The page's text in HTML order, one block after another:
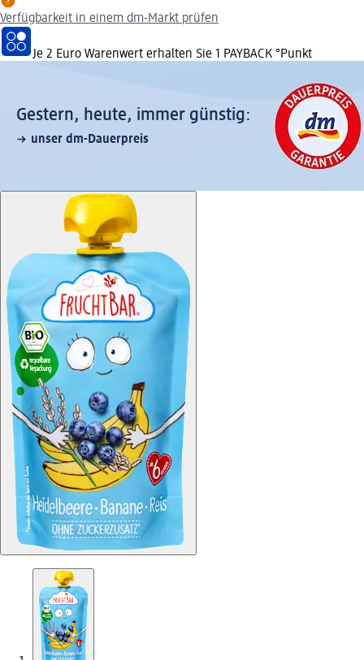
Verfügbarkeit in einem dm-Markt prüfen
Je 2 Euro Warenwert erhalten Sie 1 PAYBACK °Punkt
Gestern, heute, immer günstig:
unser dm-Dauerpreis